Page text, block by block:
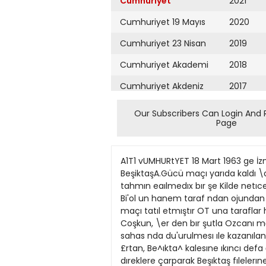
Cumhuriyet 19 Mayıs
Cumhuriyet 23 Nisan
Cumhuriyet Akademi
Cumhuriyet Akdeniz
Cumhuriyet Alışveriş
Cumhuriyet Ankara
Cumhuriyet Büyük
Taaruz
Cumhuriyet
Cumartesi
Cumhuriyet Çevre
2020
2019
2018
2017
2016
2015
2013
2012
2011
2010
2009
Our Subscribers Can Login And
Page
A1T1 vUMHURtYET 18 Mart 1963 ge İzmirspor'u 3 0 yenerken zorluk çekmedi SorıLöcivertlilerin gollerini Kecim, Lefter ve Yiiksel attılar BeşiktaşA.Gücü maçı yarıda kaldı \dana 17 (Çoban Yurtçu bıldırıor) Şehrırnızde tertıplenen aortıu futbol turnuvasınm son Tiaçları tahmın eaılmedıx bır şe Kilde netıcelenmıştır Beşıktaş Ankctragucu maçının 78 dakıkasında Snan Be\azhlar 32 maglup aurumda ıken Bi'ol un hanem taraf ndan ojundan çıkarılma'ina ıtı raz eden Besıktaslı futbolculara kızan maç n hakernı Burhan Yakıcı bu dakıkada maçı tatıl etmıştır OT una taraflar hızlı baslamıslardır Henuz 2 dakıkada bır Anka ragucu akımnda Ismetm tereddudund°n fajdalanan K Coşkun, \er den bır şutla Ozcanı maglup etmışt.r Beşıktaş b j gole ancak 21 da kıkada penaltıdan mukabelede buJunnuş Gmenın ceza sahas nda du'urulmesı ıle kazanılan penaltı ı Guven Ankaragucu aglarına gondermijtır 2o dakıkada solaan Zuhtunun ortaladıgı topu £rtan, Be^ıkta^ kalesıne ıkıncı defa atmı>= Beşıktaş b^calamava başlamı?tır 34 dakıkada \ıne Ertan'ın 22 metreden savurdugu top dıreklere çarparak Beşıktaş fılelerıne 3 defa takılmış, ve devre 31 bıtmışti'Ikıncı de^renm 66 dakıkas nda Coşkun, Beşıktaşm ıkıncı golunu atmı« lakat 78 dakıkadakı olay uzerıne maç \ arıda kalmıştır Beşıktaş: Özcan Fehmı, Isnıet • Yuksel, Erkan Kava Coşkun, Gu ven, Ahrnet Bırol Rahmı Ankaragucu: Avdm Arıi Hanl Bulent Alı Mumtaz Selçuk, K Coşkun Ertan Erdal, Zuhtu Gunun dıger maçmda Goztepe, Mersın Idman Yurdunu 21 mağlup etmıştır Feııeıbahce L7imr«por maçını takıp etmege eıtti£imız zaman Sarı l^acnerllı takıtnın genç «antıaforu Nedımın harıkulâde futbnlu tl« t Balıçe Izmır^por maçından bır enstantane kaıvplastık \e o\unu bırakaıak bu kahına vıgma^ delıknnlm sevre Mnıılriuk. Het Feneıbahce Irmırspor maçınm hıç bıı enteresan tarafı » .ktu Saha bıldıgınu/ o beıbat saha, fenerbahçe son haflalarddkı »>ıiDunu tekrarlavan bır takını. Izmırspoı eskı halınden uzak keneü < aJınde futbol ovna^an bır ekıp ve ıkı takım arasındakı skor dahıl her şe> nonnaldı. \ma bır ojuncu musebakaun da bi dikıkada gene Nedım, gerı ha 2 sanı esınde ola kaj ıp at r ı Ü |oden aldıgı topla dalnuş \e «9İ gı erder gordugumuz şut ıle fev Mıı li'şın kader takımı Kara Kalade bır fcrm go terdığını ıla ı dan avut <,i7gı>ı U7enrden topu edıvoıdu Kı»aca«ı ı'k j arıda Fe gerwe çıkarn şti Bu pozı<=\Dnda gumrak lısden çıderajak kuvvetlı nerbahçe ne jaomış'a bunlarda 5eref i?!ta geçrni=>ıne ragnen onun rakıoı Gençlfrbır'ı^ınden 2 pman Nedım daıma başıolu ovnam « arkasınria be<u"en Lefter ço* ra )opardı Msr bo\unca de\amlı ola a ıkıncı devıede kend sıne Lefter ı c hat